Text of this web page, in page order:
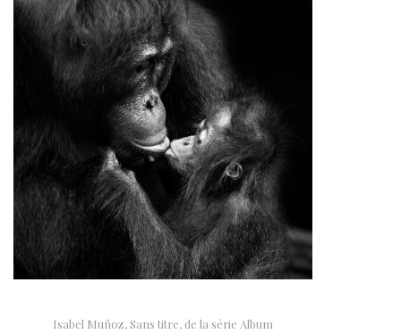
Isabel Muñoz, Sans titre, de la série Album